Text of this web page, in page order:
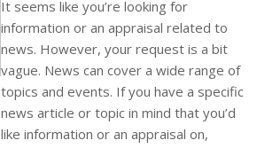
It seems like you’re looking for
information or an appraisal related to
news. However, your request is a bit
vague. News can cover a wide range of
topics and events. If you have a specific
news article or topic in mind that you’d
like information or an appraisal on,